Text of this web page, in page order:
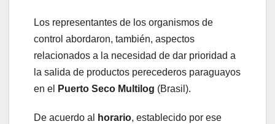
Los representantes de los organismos de
control abordaron, también, aspectos
relacionados a la necesidad de dar prioridad a
la salida de productos perecederos paraguayos
en el
Puerto Seco Multilog (Brasil).
De acuerdo al horario, establecido por ese